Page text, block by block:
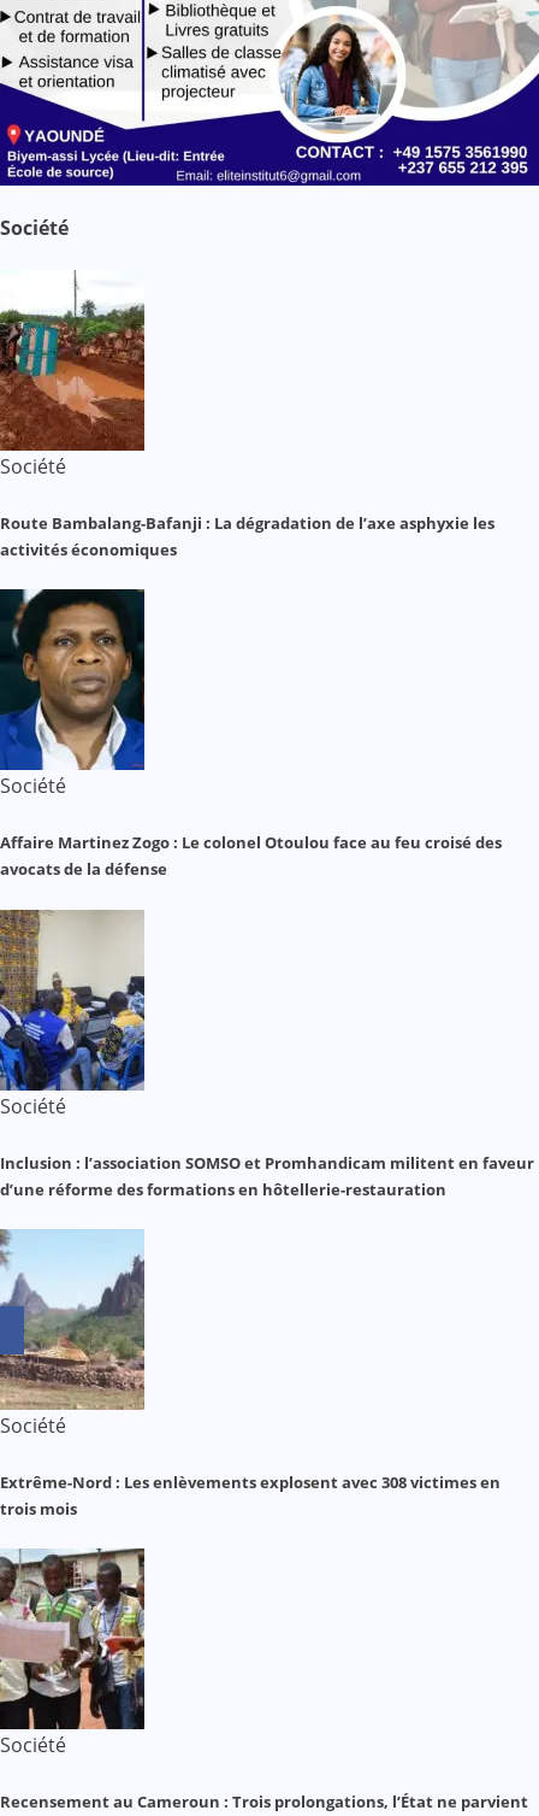
Société
Société
Route Bambalang-Bafanji : La dégradation de l’axe asphyxie les
activités économiques
Société
Affaire Martinez Zogo : Le colonel Otoulou face au feu croisé des
avocats de la défense
Société
Inclusion : l’association SOMSO et Promhandicam militent en faveur
d’une réforme des formations en hôtellerie-restauration
Société
Extrême-Nord : Les enlèvements explosent avec 308 victimes en
trois mois
Société
Recensement au Cameroun : Trois prolongations, l’État ne parvient